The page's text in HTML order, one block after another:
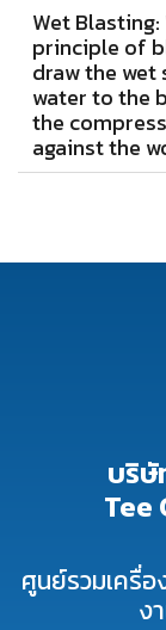
Wet
principle of
draw the
water to the
the
against the
บริษั
Tee
ศูนย์รวมเครื่
ง